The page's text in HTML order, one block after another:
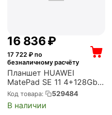
16 836₽
17 722 ₽ по
безналичному расчёту
Планшет HUAWEI
MatePad SE 11 4+128Gb
LTE Gray (53014PKD)
Код товара: 529484
В наличии